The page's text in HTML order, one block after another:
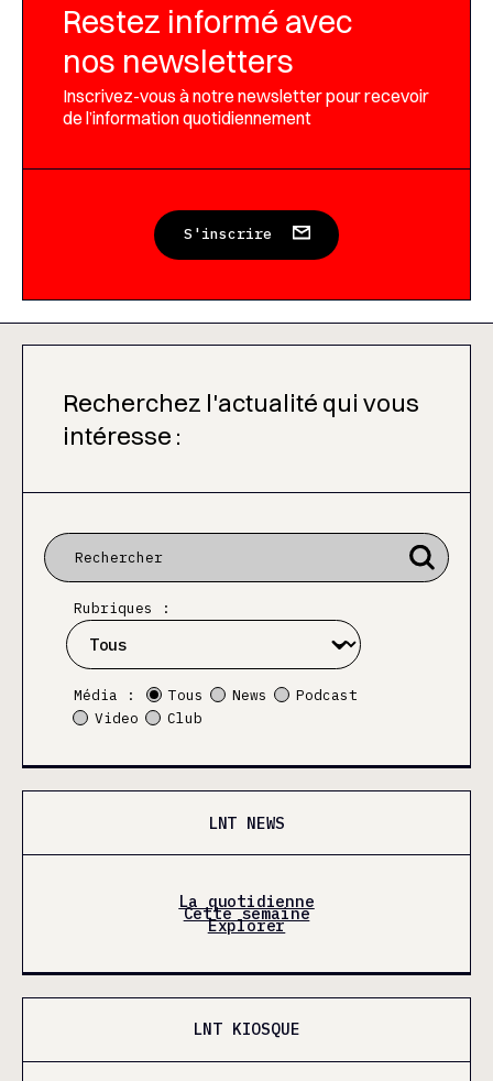
Restez informé avec
nos newsletters
Inscrivez-vous à notre newsletter pour recevoir
de l’information quotidiennement
S'inscrire
Recherchez l'actualité qui vous
intéresse :
Rubriques :
Média : Tous News
Podcast
Video
Club
LNT NEWS
La quotidienne
Cette semaine
Explorer
LNT KIOSQUE